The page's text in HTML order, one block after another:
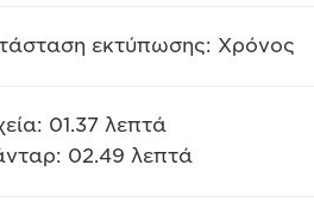
εκτύπωσης: Χρόνος
01.37 λεπτά
02.49 λεπτά